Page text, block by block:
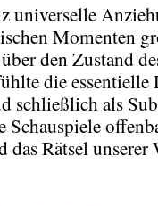
universelle
Momenten
den Zustand
die
schließlich als
Schauspiele
Rätsel unserer